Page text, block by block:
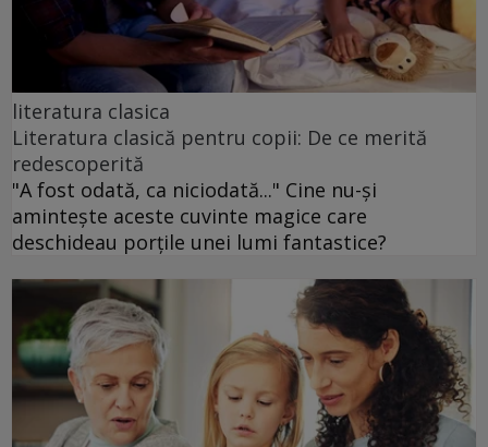
literatura clasica
Literatura clasică pentru copii: De ce merită
redescoperită
"A fost odată, ca niciodată..." Cine nu-și
amintește aceste cuvinte magice care
deschideau porțile unei lumi fantastice?